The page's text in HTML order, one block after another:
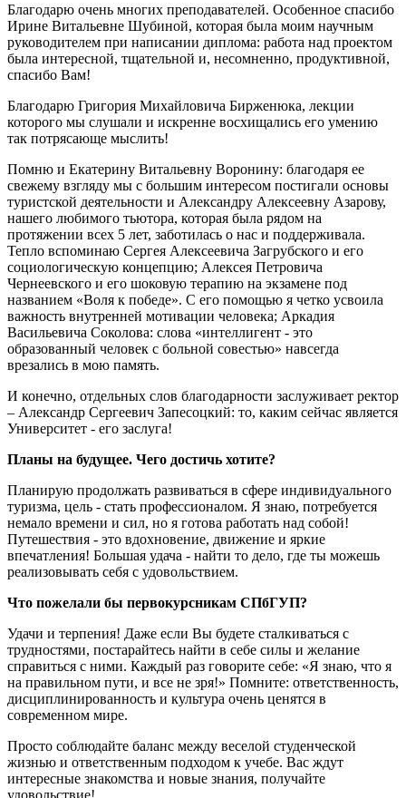
Благодарю очень многих преподавателей. Особенное спасибо
Ирине Витальевне Шубиной, которая была моим научным
руководителем при написании диплома: работа над проектом
была интересной, тщательной и, несомненно, продуктивной,
спасибо Вам!
Благодарю Григория Михайловича Бирженюка, лекции
которого мы слушали и искренне восхищались его умению
так потрясающе мыслить!
Помню и Екатерину Витальевну Воронину: благодаря ее
свежему взгляду мы с большим интересом постигали основы
туристской деятельности и Александру Алексеевну Азарову,
нашего любимого тьютора, которая была рядом на
протяжении всех 5 лет, заботилась о нас и поддерживала.
Тепло вспоминаю Сергея Алексеевича Загрубского и его
социологическую концепцию; Алексея Петровича
Чернеевского и его шоковую терапию на экзамене под
названием «Воля к победе». С его помощью я четко усвоила
важность внутренней мотивации человека; Аркадия
Васильевича Соколова: слова «интеллигент - это
образованный человек с больной совестью» навсегда
врезались в мою память.
И конечно, отдельных слов благодарности заслуживает ректор
– Александр Сергеевич Запесоцкий: то, каким сейчас является
Университет - его заслуга!
Планы на будущее. Чего достичь хотите?
Планирую продолжать развиваться в сфере индивидуального
туризма, цель - стать профессионалом. Я знаю, потребуется
немало времени и сил, но я готова работать над собой!
Путешествия - это вдохновение, движение и яркие
впечатления! Большая удача - найти то дело, где ты можешь
реализовывать себя с удовольствием.
Что пожелали бы первокурсникам СПбГУП?
Удачи и терпения! Даже если Вы будете сталкиваться с
трудностями, постарайтесь найти в себе силы и желание
справиться с ними. Каждый раз говорите себе: «Я знаю, что я
на правильном пути, и все не зря!» Помните: ответственность,
дисциплинированность и культура очень ценятся в
современном мире.
Просто соблюдайте баланс между веселой студенческой
жизнью и ответственным подходом к учебе. Вас ждут
интересные знакомства и новые знания, получайте
удовольствие!